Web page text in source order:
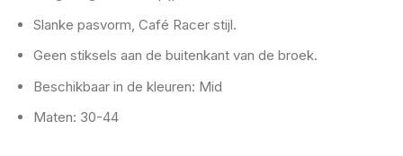
Slanke pasvorm, Café Racer stijl.
Geen stiksels aan de buitenkant van de broek.
Beschikbaar in de kleuren: Mid
Maten: 30-44